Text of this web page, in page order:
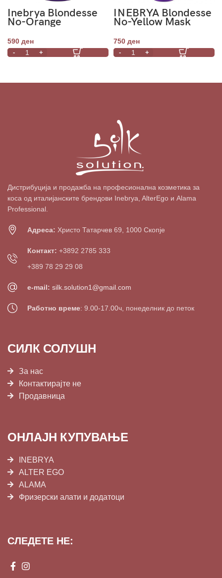
Inebrya Blondesse
No-Orange
Shampoo 300ml
590 ден
INEBRYA Blondesse
No-Yellow Mask
750 ден
Дистрибуција и продажба на професионална козметика за
коса од италијанските брендови Inebrya, AlterEgo и Alama
Professional.
Адреса: Христо Татарчев 69, 1000 Скопје
Контакт: +3892 2785 333
+389 78 29 29 08
e-mail: silk.solution1@gmail.com
Работно време: 9.00-17.00ч, понеделник до петок
СИЛК СОЛУШН
За нас
Контактирајте не
Продавница
ОНЛАЈН КУПУВАЊЕ
INEBRYA
ALTER EGO
ALAMA
Фризерски алати и додатоци
СЛЕДЕТЕ НЕ: